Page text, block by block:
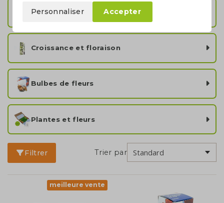
Sachets de graines
Croissance et floraison
Bulbes de fleurs
Plantes et fleurs
Filtrer Trier par
meilleure vente
Personnaliser Accepter